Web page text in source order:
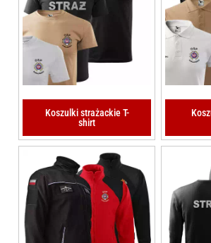
Koszulki strażackie T-
shirt